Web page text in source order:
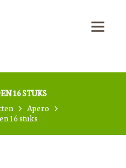
16 STUKS
Apero
16 stuks